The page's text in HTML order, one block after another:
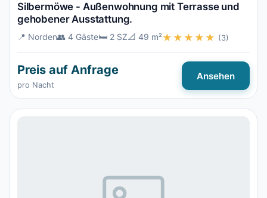
Silbermöwe - Außenwohnung mit Terrasse und
gehobener Ausstattung.
📍 Norden👥 4 Gäste🛏️ 2 SZ📐 49 m²★★★★★ (3)
Preis auf Anfrage
pro Nacht
Ansehen